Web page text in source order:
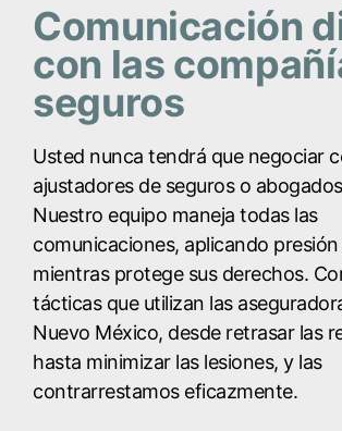
Comunicación
con las
seguros
Usted nunca tendrá que negociar
ajustadores de seguros o
Nuestro equipo maneja todas las
comunicaciones, aplicando
mientras protege sus derechos.
tácticas que utilizan las
Nuevo México, desde retrasar las
hasta minimizar las lesiones, y las
contrarrestamos eficazmente.